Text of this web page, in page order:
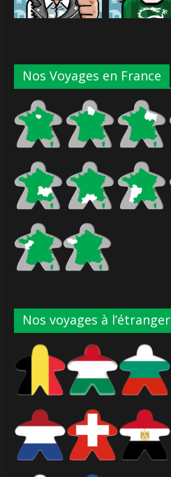
Nos Voyages en France
Nos voyages à l’étranger